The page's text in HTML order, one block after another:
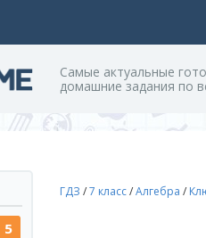
Cамые актуальные
домашние задания по
5
ГДЗ /7 класс/Алгебра /